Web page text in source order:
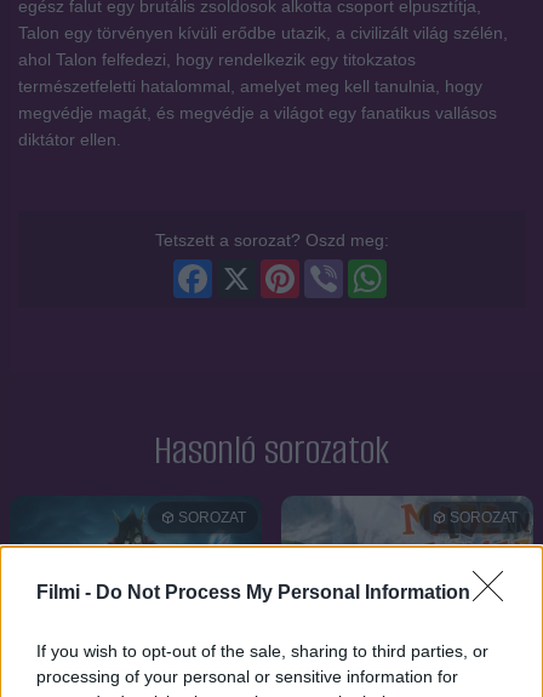
Filmi - Do Not Process My Personal Information
If you wish to opt-out of the sale, sharing to third parties, or
processing of your personal or sensitive information for
egész falut egy brutális zsoldosok alkotta csoport elpusztítja,
Talon egy törvényen kívüli erődbe utazik, a civilizált világ szélén,
ahol Talon felfedezi, hogy rendelkezik egy titokzatos
természetfeletti hatalommal, amelyet meg kell tanulnia, hogy
megvédje magát, és megvédje a világot egy fanatikus vallásos
diktátor ellen.
Tetszett a sorozat? Oszd meg:
Viber
Pinterest
Facebook
Hasonló sorozatok
SOROZAT SOROZAT